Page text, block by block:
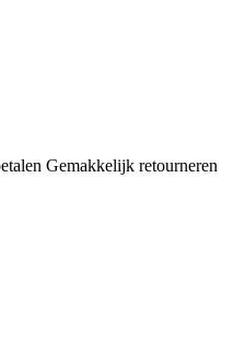
Gemakkelijk retourneren